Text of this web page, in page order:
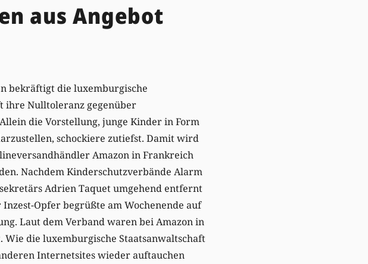
aus Angebot
bekräftigt die luxemburgische
ihre Nulltoleranz gegenüber
die Vorstellung, junge Kinder in Form
schockiere zutiefst. Damit wird
Amazon in Frankreich
Nachdem Kinderschutzverbände Alarm
Adrien Taquet umgehend entfernt
Opfer begrüßte am Wochenende auf
Laut dem Verband waren bei Amazon in
die luxemburgische Staatsanwaltschaft
Internetsites wieder auftauchen